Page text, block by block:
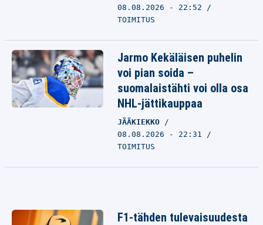
08.08.2026 - 22:52
TOIMITUS
Jarmo Kekäläisen puhelin
voi pian soida –
suomalaistähti voi olla osa
NHL-jättikauppaa
JÄÄKIEKKO
08.08.2026 - 22:31
TOIMITUS
F1-tähden tulevaisuudesta